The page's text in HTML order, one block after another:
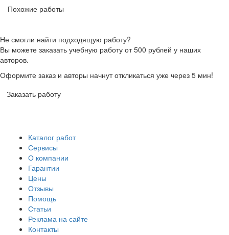
Похожие работы
Не смогли найти подходящую работу?
Вы можете заказать учебную работу от 500 рублей у наших
авторов.
Оформите заказ и авторы начнут откликаться уже через 5 мин!
Заказать работу
Каталог работ
Сервисы
О компании
Гарантии
Цены
Отзывы
Помощь
Статьи
Реклама на сайте
Контакты